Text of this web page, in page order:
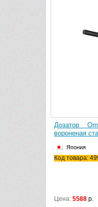
Дозатор
вороненая
Япония
Код товара:
Цена: 5588 р.